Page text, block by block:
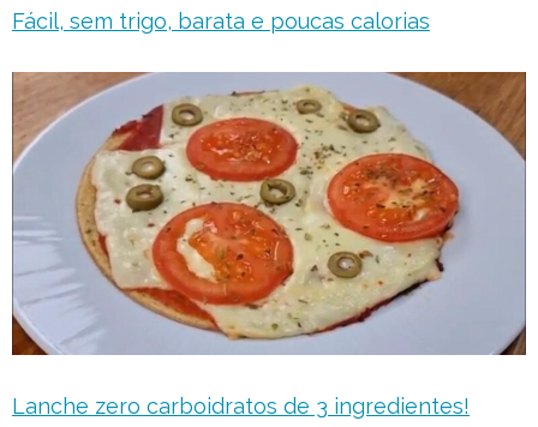
Fácil, sem trigo, barata e poucas calorias
Lanche zero carboidratos de 3 ingredientes!